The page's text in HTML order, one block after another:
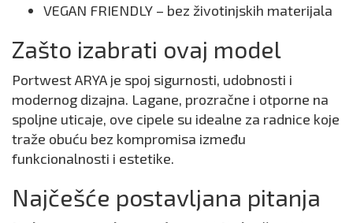
VEGAN FRIENDLY – bez životinjskih materijala
Zašto izabrati ovaj model
Portwest ARYA je spoj sigurnosti, udobnosti i
modernog dizajna. Lagane, prozračne i otporne na
spoljne uticaje, ove cipele su idealne za radnice koje
traže obuću bez kompromisa između
funkcionalnosti i estetike.
Najčešće postavljana pitanja